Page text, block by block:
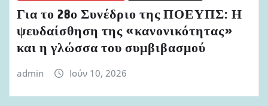
Για το 28ο Συνέδριο της ΠΟΕΥΠΣ: Η
ψευδαίσθηση της «κανονικότητας»
και η γλώσσα του συμβιβασμού
admin Ιούν 10, 2026